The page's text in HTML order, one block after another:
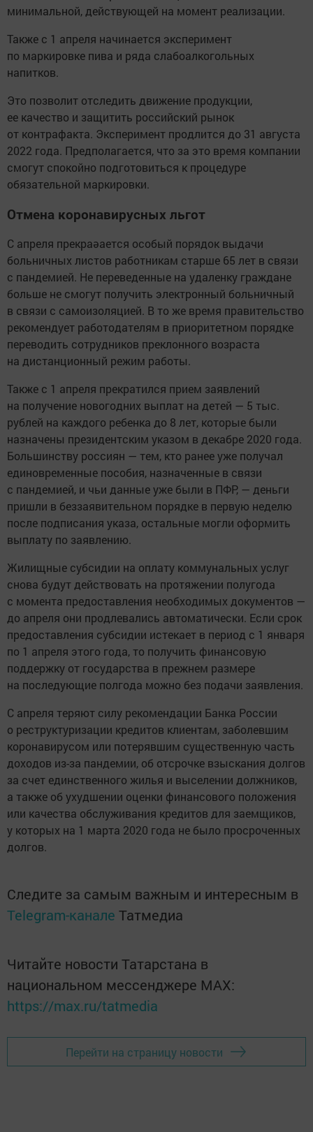
минимальной, действующей на момент реализации.
Также с 1 апреля начинается эксперимент
по маркировке пива и ряда слабоалкогольных
напитков.
Это позволит отследить движение продукции,
ее качество и защитить российский рынок
от контрафакта. Эксперимент продлится до 31 августа
2022 года. Предполагается, что за это время компании
смогут спокойно подготовиться к процедуре
обязательной маркировки.
Отмена коронавирусных льгот
С апреля прекраәается особый порядок выдачи
больничных листов работникам старше 65 лет в связи
с пандемией. Не переведенные на удаленку граждане
больше не смогут получить электронный больничный
в связи с самоизоляцией. В то же время правительство
рекомендует работодателям в приоритетном порядке
переводить сотрудников преклонного возраста
на дистанционный режим работы.
Также с 1 апреля прекратился прием заявлений
на получение новогодних выплат на детей — 5 тыс.
рублей на каждого ребенка до 8 лет, которые были
назначены президентским указом в декабре 2020 года.
Большинству россиян — тем, кто ранее уже получал
единовременные пособия, назначенные в связи
с пандемией, и чьи данные уже были в ПФР, — деньги
пришли в беззаявительном порядке в первую неделю
после подписания указа, остальные могли оформить
выплату по заявлению.
Жилищные субсидии на оплату коммунальных услуг
снова будут действовать на протяжении полугода
с момента предоставления необходимых документов —
до апреля они продлевались автоматически. Если срок
предоставления субсидии истекает в период с 1 января
по 1 апреля этого года, то получить финансовую
поддержку от государства в прежнем размере
на последующие полгода можно без подачи заявления.
С апреля теряют силу рекомендации Банка России
о реструктуризации кредитов клиентам, заболевшим
коронавирусом или потерявшим существенную часть
доходов из-за пандемии, об отсрочке взыскания долгов
за счет единственного жилья и выселении должников,
а также об ухудшении оценки финансового положения
или качества обслуживания кредитов для заемщиков,
у которых на 1 марта 2020 года не было просроченных
долгов.
Следите за самым важным и интересным в
Telegram-канале Татмедиа
Читайте новости Татарстана в
национальном мессенджере MАХ:
https://max.ru/tatmedia
Перейти на страницу новости